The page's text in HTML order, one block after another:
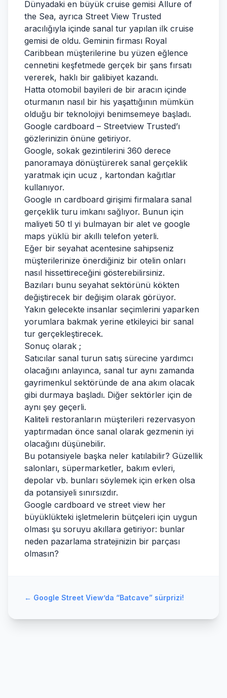
Dünyadaki en büyük cruise gemisi Allure of
the Sea, ayrıca Street View Trusted
aracılığıyla içinde sanal tur yapılan ilk cruise
gemisi de oldu. Geminin firması Royal
Caribbean müşterilerine bu yüzen eğlence
cennetini keşfetmede gerçek bir şans fırsatı
vererek, haklı bir galibiyet kazandı.
Hatta otomobil bayileri de bir aracın içinde
oturmanın nasıl bir his yaşattığının mümkün
olduğu bir teknolojiyi benimsemeye başladı.
Google cardboard – Streetview Trusted’ı
gözlerinizin önüne getiriyor.
Google, sokak gezintilerini 360 derece
panoramaya dönüştürerek sanal gerçeklik
yaratmak için ucuz , kartondan kağıtlar
kullanıyor.
Google ın cardboard girişimi firmalara sanal
gerçeklik turu imkanı sağlıyor. Bunun için
maliyeti 50 tl yi bulmayan bir alet ve google
maps yüklü bir akıllı telefon yeterli.
Eğer bir seyahat acentesine sahipseniz
müşterilerinize önerdiğiniz bir otelin onları
nasıl hissettireceğini gösterebilirsiniz.
Bazıları bunu seyahat sektörünü kökten
değiştirecek bir değişim olarak görüyor.
Yakın gelecekte insanlar seçimlerini yaparken
yorumlara bakmak yerine etkileyici bir sanal
tur gerçekleştirecek.
Sonuç olarak ;
Satıcılar sanal turun satış sürecine yardımcı
olacağını anlayınca, sanal tur aynı zamanda
gayrimenkul sektöründe de ana akım olacak
gibi durmaya başladı. Diğer sektörler için de
aynı şey geçerli.
Kaliteli restoranların müşterileri rezervasyon
yaptırmadan önce sanal olarak gezmenin iyi
olacağını düşünebilir.
Bu potansiyele başka neler katılabilir? Güzellik
salonları, süpermarketler, bakım evleri,
depolar vb. bunları söylemek için erken olsa
da potansiyeli sınırsızdır.
Google cardboard ve street view her
büyüklükteki işletmelerin bütçeleri için uygun
olması şu soruyu akıllara getiriyor: bunlar
neden pazarlama stratejinizin bir parçası
olmasın?
← Google Street View’da “Batcave” sürprizi!